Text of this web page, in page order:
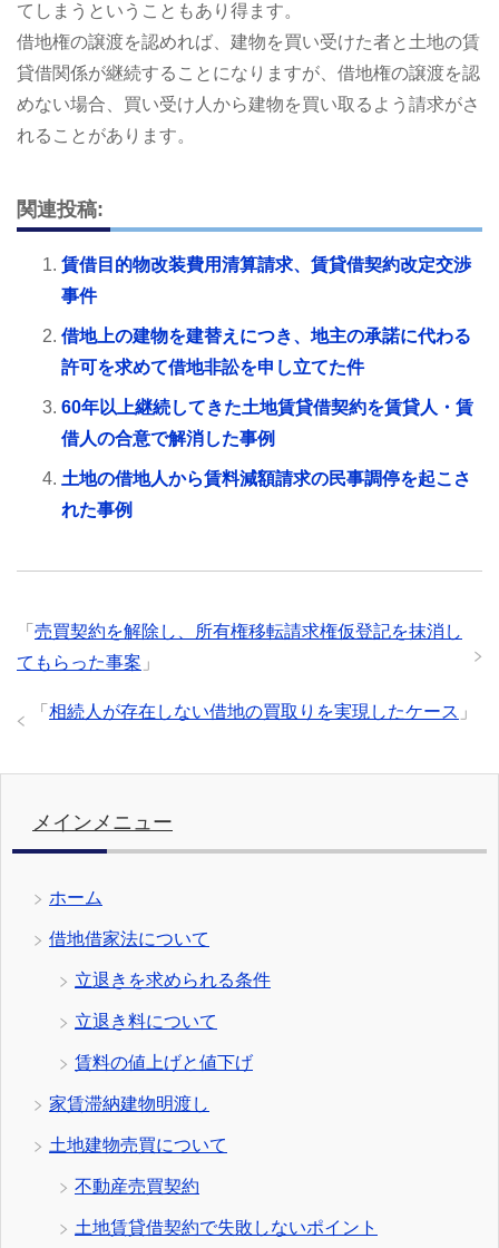
てしまうということもあり得ます。
借地権の譲渡を認めれば、建物を買い受けた者と土地の賃
貸借関係が継続することになりますが、借地権の譲渡を認
めない場合、買い受け人から建物を買い取るよう請求がさ
れることがあります。
関連投稿:
賃借目的物改装費用清算請求、賃貸借契約改定交渉
事件
借地上の建物を建替えにつき、地主の承諾に代わる
許可を求めて借地非訟を申し立てた件
60年以上継続してきた土地賃貸借契約を賃貸人・賃
借人の合意で解消した事例
土地の借地人から賃料減額請求の民事調停を起こさ
れた事例
「 売買契約を解除し、所有権移転請求権仮登記を抹消し
てもらった事案 」
「 相続人が存在しない借地の買取りを実現したケース 」
メインメニュー
ホーム
借地借家法について
立退きを求められる条件
立退き料について
賃料の値上げと値下げ
家賃滞納建物明渡し
土地建物売買について
不動産売買契約
土地賃貸借契約で失敗しないポイント